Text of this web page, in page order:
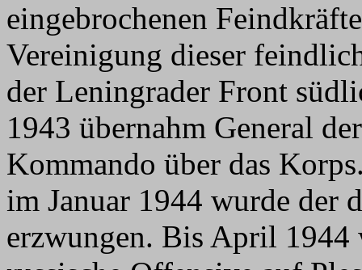
eingebrochenen
Vereinigung dieser
der Leningrader Front
1943 übernahm General
Kommando über das
im Januar 1944 wurde der
erzwungen. Bis April 1944